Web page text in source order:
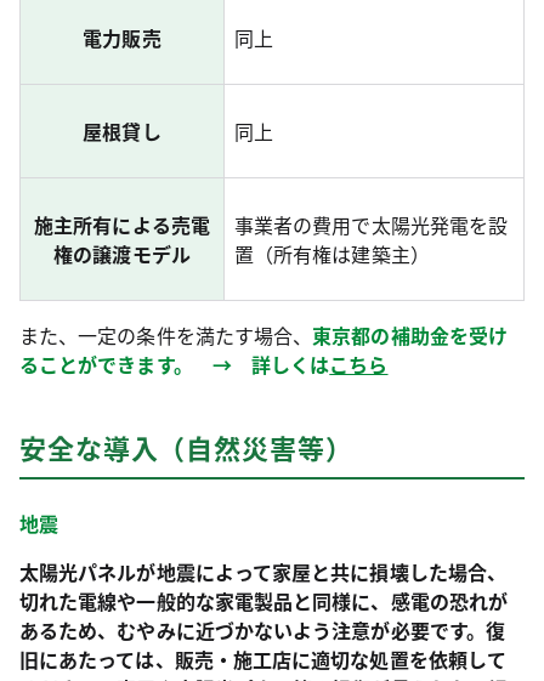
電力販売 同上
屋根貸し 同上
施主所有による売電
権の譲渡モデル
事業者の費用で太陽光発電を設
置（所有権は建築主）
また、一定の条件を満たす場合、 東京都の補助金を受け
ることができます。 → 詳しくはこちら
安全な導入（自然災害等）
地震
太陽光パネルが地震によって家屋と共に損壊した場合、
切れた電線や一般的な家電製品と同様に、感電の恐れが
あるため、むやみに近づかないよう注意が必要です。復
旧にあたっては、販売・施工店に適切な処置を依頼して